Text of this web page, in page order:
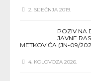
2. SIJEČNJA 2019.
POZIV NA
JAVNE
METKOVIĆA (JN-09/
4. KOLOVOZA 2026.